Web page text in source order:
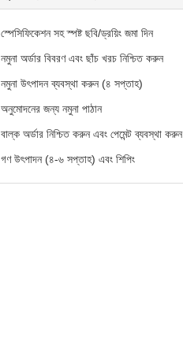
স্পেসিফিকেশন সহ স্পষ্ট ছবি/ড্রয়িং জমা দিন
নমুনা অর্ডার বিবরণ এবং ছাঁচ খরচ নিশ্চিত করুন
নমুনা উৎপাদন ব্যবস্থা করুন (৪ সপ্তাহ)
অনুমোদনের জন্য নমুনা পাঠান
বাল্ক অর্ডার নিশ্চিত করুন এবং পেমেন্ট ব্যবস্থা করুন
গণ উৎপাদন (৪-৬ সপ্তাহ) এবং শিপিং